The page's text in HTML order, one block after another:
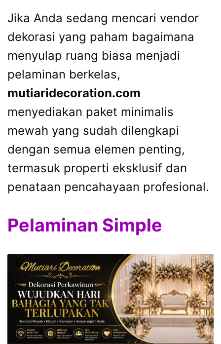
Jika Anda sedang mencari vendor
dekorasi yang paham bagaimana
menyulap ruang biasa menjadi
pelaminan berkelas,
mutiaridecoration.com
menyediakan paket minimalis
mewah yang sudah dilengkapi
dengan semua elemen penting,
termasuk properti eksklusif dan
penataan pencahayaan profesional.
Pelaminan Simple